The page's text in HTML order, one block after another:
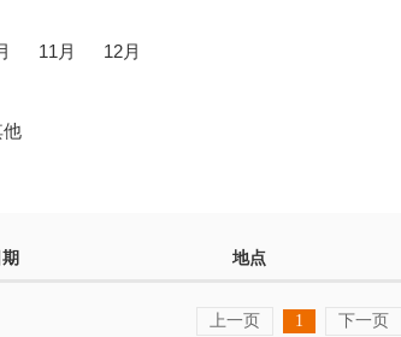
11月
12月
他
期 地点
上一页 1 下一页